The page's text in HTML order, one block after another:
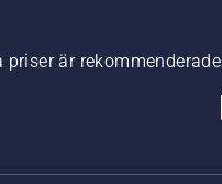
är rekommenderade